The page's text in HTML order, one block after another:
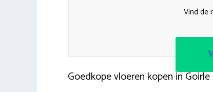
Vind de
Goedkope vloeren kopen in